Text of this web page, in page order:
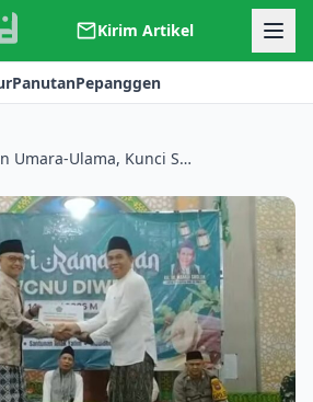
Kirim Artikel
PanutanPepanggen
Kerukunan Umara-Ulama, Kunci Sukses Safari Ramadhan